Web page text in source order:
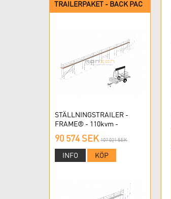
TRAILERPAKET - BACK PAC
STÄLLNINGSTRAILER -
FRAME® - 110kvm -
RAMSTÄLLNING
90 574 SEK 107 021 SEK
INFO KÖP